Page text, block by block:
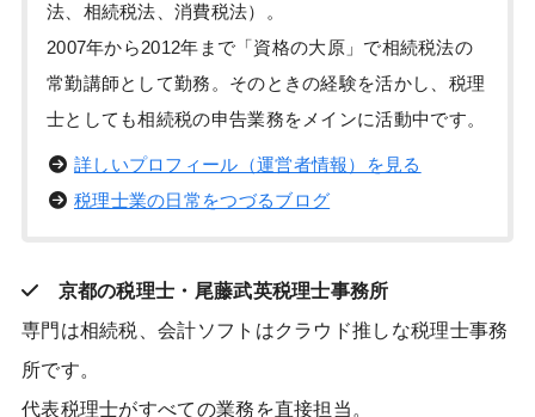
法、相続税法、消費税法）。
2007年から2012年まで「資格の大原」で相続税法の
常勤講師として勤務。そのときの経験を活かし、税理
士としても相続税の申告業務をメインに活動中です。
詳しいプロフィール（運営者情報）を見る
税理士業の日常をつづるブログ
京都の税理士・尾藤武英税理士事務所
専門は相続税、会計ソフトはクラウド推しな税理士事務
所です。
代表税理士がすべての業務を直接担当。